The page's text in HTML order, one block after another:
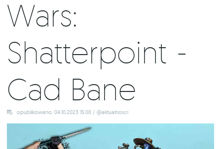
Wars:
Shatterpoint -
Cad Bane
opublikowano: 04.10.2023 15:00 / @aktualnosci